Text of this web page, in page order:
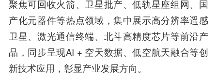
聚焦可回收火箭、卫星批产、低轨星座组网、国
产化元器件等热点领域，集中展示高分辨率遥感
卫星、激光通信终端、北斗高精度芯片等前沿产
品，同步呈现AI + 空天数据、低空航天融合等创
新技术应用，彰显产业发展方向。